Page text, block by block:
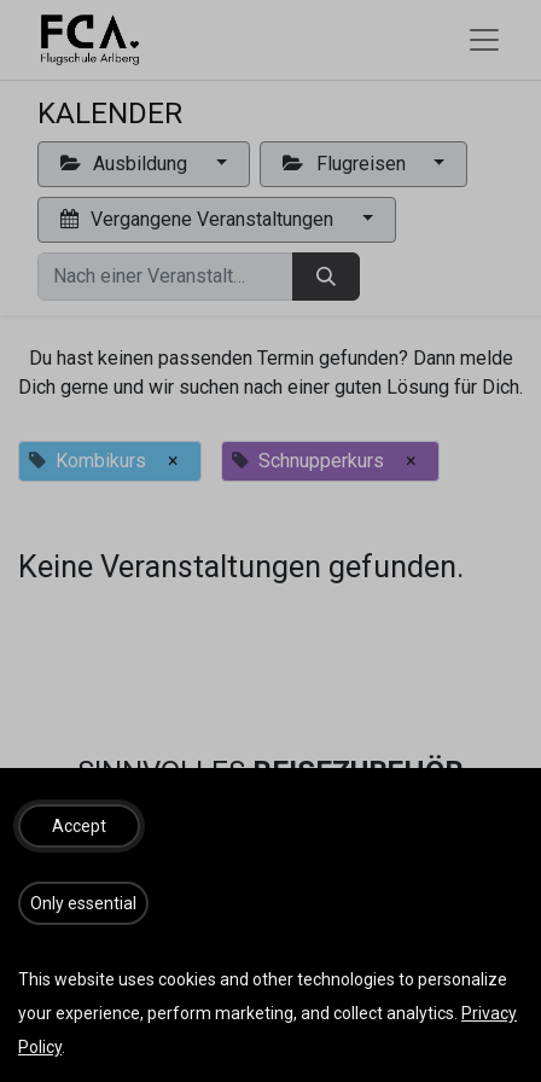
KALENDER
Ausbildung Flugreisen
Vergangene Veranstaltungen
Du hast keinen passenden Termin gefunden? Dann melde
Dich gerne und wir suchen nach einer guten Lösung für Dich.
Kombikurs × Schnupperkurs ×
Keine Veranstaltungen gefunden.
SINNVOLLESREISEZUBEHÖR
Accept
​​​Only essential
This website uses cookies and other technologies to personalize
your experience, perform marketing, and collect analytics. Privacy
Policy.